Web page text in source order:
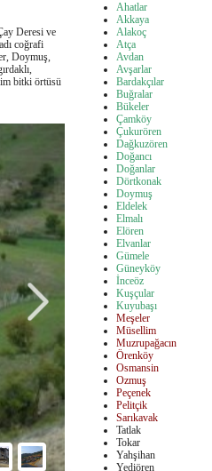
Deresi ve
coğrafi
Doymuş,
bitki örtüsü
Ahatlar
Akkaya
Alakoç
Atça
Avdan
Avşarlar
Bardakçılar
Buğralar
Bükeler
Çamköy
Çukurören
Dağkuzören
Doğancı
Doğanlar
Dörtkonak
Doymuş
Eldelek
Elmalı
Elören
Elvanlar
Gümele
Güneyköy
İnceöz
Kuşçular
Kuyubaşı
Meşeler
Müsellim
Muzrupağacın
Örenköy
Osmansin
Ozmuş
Peçenek
Pelitçik
Sarıkavak
Tatlak
Tokar
Yahşihan
Yediören